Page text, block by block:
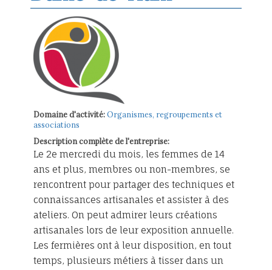
Domaine d'activité:Organismes, regroupements et
associations
Description complète de l'entreprise:
Le 2e mercredi du mois, les femmes de 14
ans et plus, membres ou non-membres, se
rencontrent pour partager des techniques et
connaissances artisanales et assister à des
ateliers. On peut admirer leurs créations
artisanales lors de leur exposition annuelle.
Les fermières ont à leur disposition, en tout
temps, plusieurs métiers à tisser dans un